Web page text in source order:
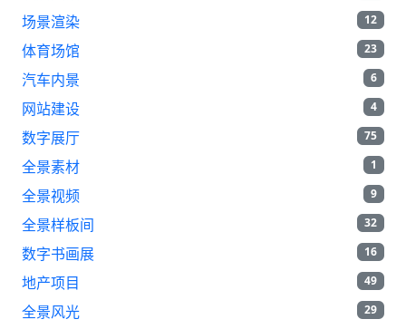
场景渲染 12
体育场馆 23
汽车内景 6
网站建设 4
数字展厅 75
全景素材 1
全景视频 9
全景样板间 32
数字书画展 16
地产项目 49
全景风光 29